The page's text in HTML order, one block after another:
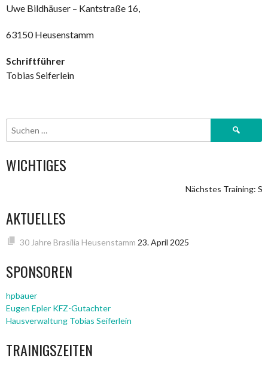
Uwe Bildhäuser – Kantstraße 16,
63150 Heusenstamm
Schriftführer
Tobias Seiferlein
Suchen
WICHTIGES
Nächstes Training:
AKTUELLES
30 Jahre Brasilia Heusenstamm 23. April 2025
SPONSOREN
hpbauer
Eugen Epler KFZ-Gutachter
Hausverwaltung Tobias Seiferlein
TRAINIGSZEITEN